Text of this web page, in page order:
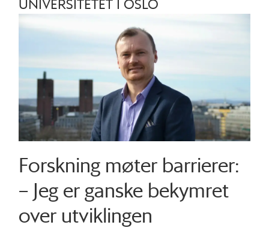
UNIVERSITETET I OSLO
Forskning møter barrierer:
– Jeg er ganske bekymret
over utviklingen